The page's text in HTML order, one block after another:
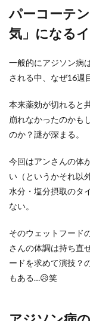
パーコーテ
気」になる
一般的にアジソン病
される中、なぜ16週
本来薬効が切れると
崩れなかったのかも
のか？謎が深まる。
今回はアンさんの体
い（というかそれ以
水分・塩分摂取のタ
ない。
そのウェットフード
さんの体調は持ち直
ードを求めて演技？
もある…😥笑